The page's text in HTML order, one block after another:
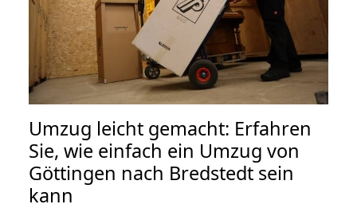
Umzug leicht gemacht: Erfahren
Sie, wie einfach ein Umzug von
Göttingen nach Bredstedt sein
kann